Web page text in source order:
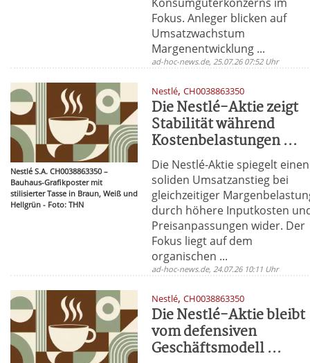
Fokus. Anleger blicken auf
Umsatzwachstum
Margenentwicklung ...
ad-hoc-news.de, 25.07.26 07:52 Uhr
Nestlé S.A. CH0038863350 –
Bauhaus-Grafikposter mit
stilisierter Tasse in Braun, Weiß und
Hellgrün - Foto: THN
Nestlé,CH0038863350
Die Nestlé-Aktie zeigt
Stabilität während
Kostenbelastungen ...
Die Nestlé-Aktie spiegelt einen
soliden Umsatzanstieg bei
gleichzeitiger
durch höhere Inputkosten
Preisanpassungen wider. Der
Fokus liegt auf dem
organischen ...
ad-hoc-news.de, 24.07.26 10:11 Uhr
Nestlé,CH0038863350
Die Nestlé-Aktie bleibt
vom defensiven
Geschäftsmodell ...